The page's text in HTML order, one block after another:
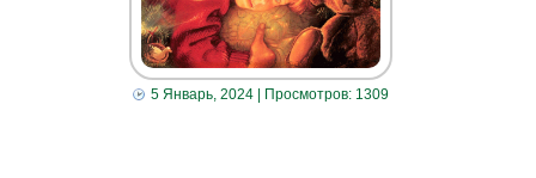
5 Январь, 2024 | Просмотров: 1309